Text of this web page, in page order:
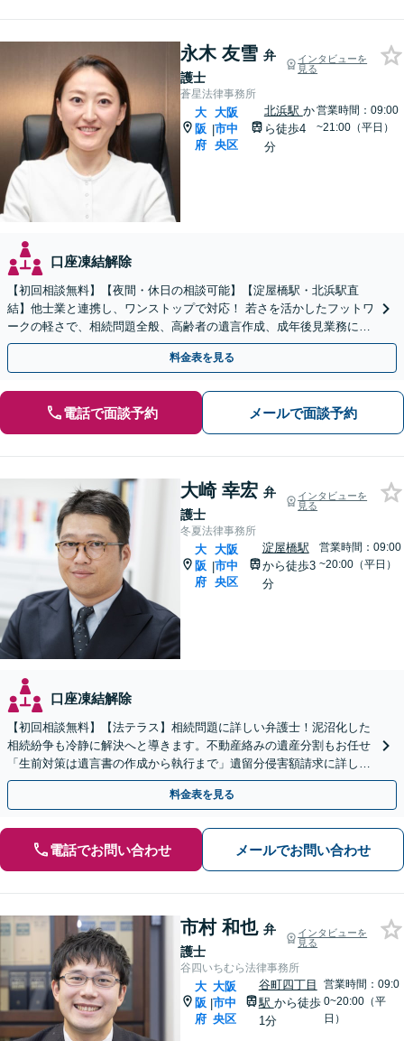
永木 友雪 弁
護士
インタビューを
見る
蒼星法律事務所
大
阪
府
|
大阪
市中
央区
北浜駅 か
ら徒歩4
分
営業時間：09:00
~21:00（平日）
口座凍結解除
【初回相談無料】【夜間・休日の相談可能】【淀屋橋駅・北浜駅直
結】他士業と連携し、ワンストップで対応！ 若さを活かしたフットワ
ークの軽さで、相続問題全般、高齢者の遺言作成、成年後見業務に対
応！！
料金表を見る
電話で面談予約 メールで面談予約
大崎 幸宏 弁
護士
インタビューを
見る
冬夏法律事務所
大
阪
府
|
大阪
市中
央区
淀屋橋駅
から徒歩3
分
営業時間：09:00
~20:00（平日）
口座凍結解除
【初回相談無料】【法テラス】相続問題に詳しい弁護士！泥沼化した
相続紛争も冷静に解決へと導きます。不動産絡みの遺産分割もお任せ
「生前対策は遺言書の作成から執行まで」遺留分侵害額請求に詳しい
【夜間・休日面談】【電話相談】【淀屋橋駅・北浜駅5分】
料金表を見る
電話でお問い合わせ メールでお問い合わせ
市村 和也 弁
護士
インタビューを
見る
谷四いちむら法律事務所
大
阪
府
|
大阪
市中
央区
谷町四丁目
駅 から徒歩
1分
営業時間：09:0
0~20:00（平
日）